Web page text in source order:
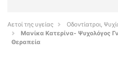
Αετοί της υγείας
Οδοντίατροι,
Μανίκα Κατερίνα- Ψυχολόγος
Θεραπεία